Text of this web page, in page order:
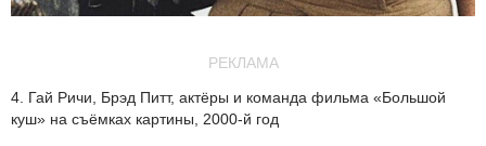
РЕКЛАМА
4. Гай Ричи, Брэд Питт, актёры и команда фильма «Большой
куш» на съёмках картины, 2000-й год